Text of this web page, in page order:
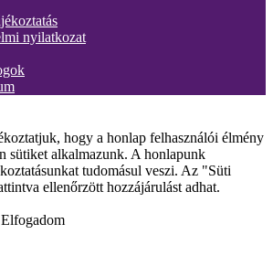
nyilatkozat
hogy a honlap felhasználói élmény
sütiket alkalmazunk. A honlapunk
tudomásul veszi. Az "Süti
ellenőrzött hozzájárulást adhat.
Elfogadom